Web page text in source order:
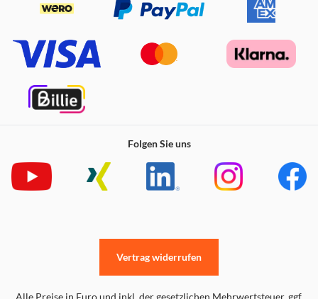
Folgen Sie uns
Alle Preise in Euro und inkl. der gesetzlichen Mehrwertsteuer. ggf.
Vertrag widerrufen